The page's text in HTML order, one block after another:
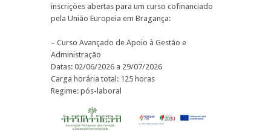
inscrições abertas para um curso cofinanciado
pela União Europeia em Bragança:
– Curso Avançado de Apoio à Gestão e
Administração
Datas: 02/06/2026 a 29/07/2026
Carga horária total: 125 horas
Regime: pós-laboral